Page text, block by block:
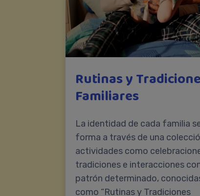
Rutinas y
Familiares
La identidad de cada familia
forma a través de una
actividades como
tradiciones e interacciones
patrón determinado,
como “Rutinas y Tradiciones